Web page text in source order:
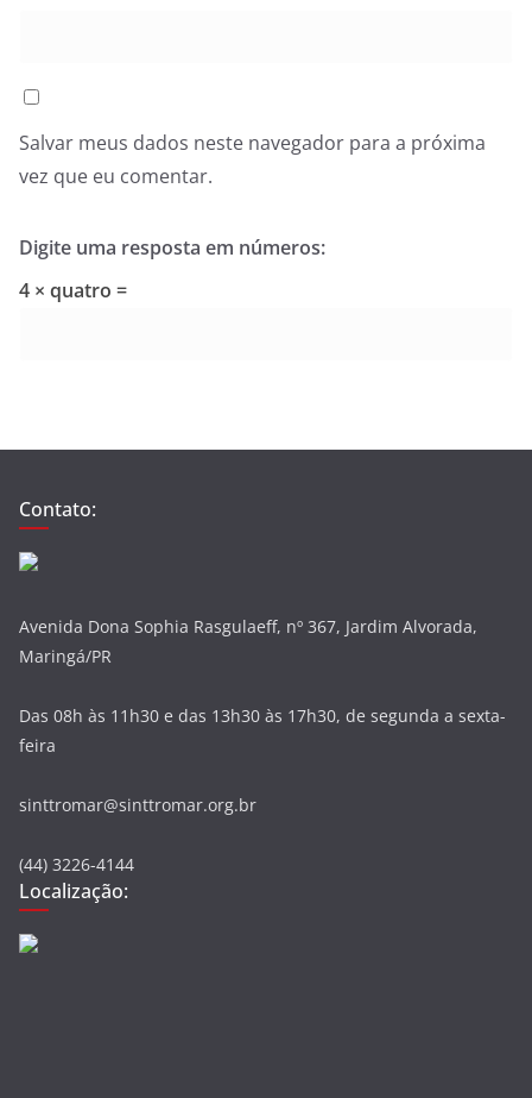
Salvar meus dados neste navegador para a próxima
vez que eu comentar.
Digite uma resposta em números:
4 × quatro =
Contato:
Avenida Dona Sophia Rasgulaeff, nº 367, Jardim Alvorada,
Maringá/PR
Das 08h às 11h30 e das 13h30 às 17h30, de segunda a sexta-
feira
sinttromar@sinttromar.org.br
(44) 3226-4144
Localização: